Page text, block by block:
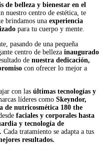
de belleza y bienestar en el
nuestro centro de estética, te
brindamos una experiencia
para tu cuerpo y mente.
pasando de una pequeña
centro de belleza inaugurado
de nuestra dedicación,
con ofrecer lo mejor a
con las últimas tecnologías y
líderes como Skeyndor,
de nutricosmética 180 the
faciales y corporales hasta
y tecnología de
Cada tratamiento se adapta a tus
resultados.